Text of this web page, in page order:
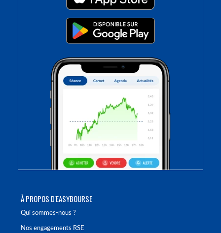
À PROPOS D'EASYBOURSE
Qui sommes-nous ?
Nos engagements RSE